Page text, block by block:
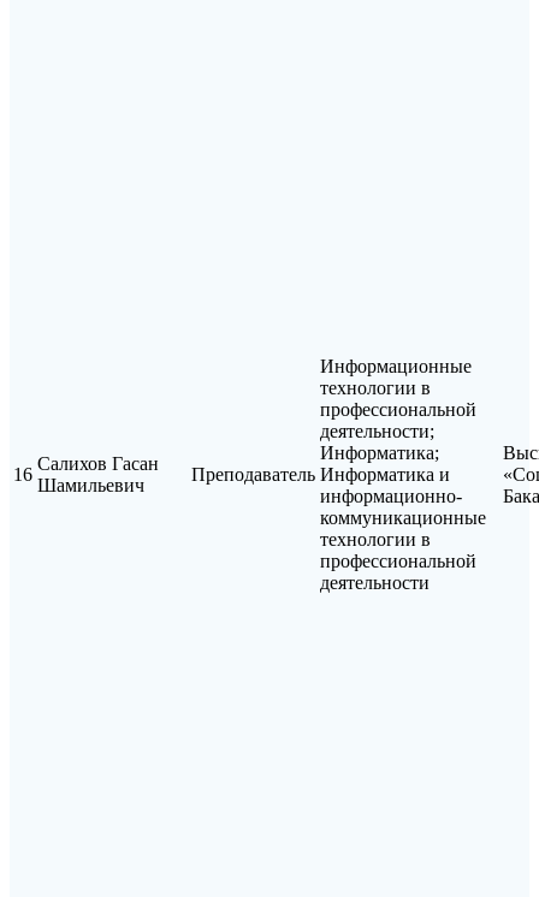
16
Салихов Гасан
Шамильевич
Преподаватель
Информационные
технологии в
профессиональной
деятельности;
Информатика;
Информатика и
информационно-
коммуникационные
технологии в
профессиональной
деятельности